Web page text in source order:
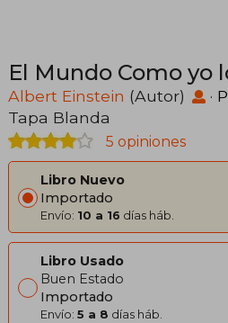
El Mundo Como yo
Albert Einstein (Autor) ·
Tapa Blanda
5 opiniones
Libro Nuevo
Importado
Envío: 10 a 16 días háb.
Libro Usado
Buen Estado
Importado
Envío: 5 a 8 días háb.